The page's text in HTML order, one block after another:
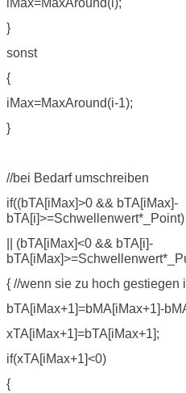
iMax=MaxAround(i);
}
sonst
{
iMax=MaxAround(i-1);
}
//bei Bedarf umschreiben
if((bTA[iMax]>0 && bTA[iMax]-
|| (bTA[iMax]<0 && bTA[i]-
{ //wenn sie zu hoch gestiegen
bTA[iMax+1]=bMA[iMax+1]-
xTA[iMax+1]=bTA[iMax+1];
if(xTA[iMax+1]<0)
{